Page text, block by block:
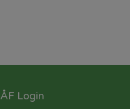
ÅF Login